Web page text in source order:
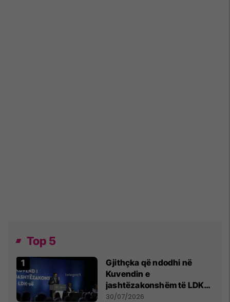
Top 5
Gjithçka që ndodhi në
Kuvendin e
jashtëzakonshëm të LDK-
së
30/07/2026